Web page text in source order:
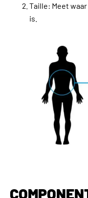
Taille: Meet
is.